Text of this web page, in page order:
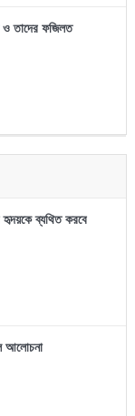
ও তাদের ফজিলত
হৃদয়কে ব্যথিত করবে
আলোচনা